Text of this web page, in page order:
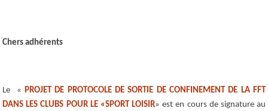
Chers adhérents
Le « PROJET DE PROTOCOLE DE SORTIE DE CONFINEMENT DE LA FFT
DANS LES CLUBS POUR LE «SPORT LOISIR» est en cours de signature au